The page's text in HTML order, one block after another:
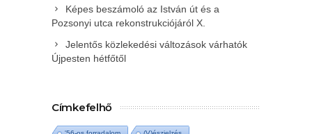
Képes beszámoló az István út és a
Pozsonyi utca rekonstrukciójáról X.
Jelentős közlekedési változások várhatók
Újpesten hétfőtől
Címkefelhő